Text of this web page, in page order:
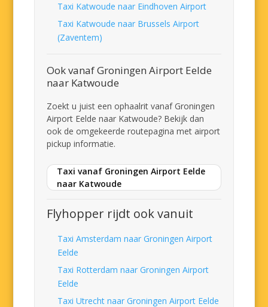
Taxi Katwoude naar Eindhoven Airport
Taxi Katwoude naar Brussels Airport
(Zaventem)
Ook vanaf Groningen Airport Eelde
naar Katwoude
Zoekt u juist een ophaalrit vanaf Groningen
Airport Eelde naar Katwoude? Bekijk dan
ook de omgekeerde routepagina met airport
pickup informatie.
Taxi vanaf Groningen Airport Eelde
naar Katwoude
Flyhopper rijdt ook vanuit
Taxi Amsterdam naar Groningen Airport
Eelde
Taxi Rotterdam naar Groningen Airport
Eelde
Taxi Utrecht naar Groningen Airport Eelde